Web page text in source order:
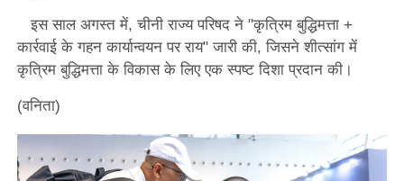
इस साल अगस्त में, चीनी राज्य परिषद ने "कृत्रिम बुद्धिमत्ता +
कार्रवाई के गहन कार्यान्वयन पर राय" जारी की, जिसने शीत्सांग में
कृत्रिम बुद्धिमत्ता के विकास के लिए एक स्पष्ट दिशा प्रदान की।
(वनिता)